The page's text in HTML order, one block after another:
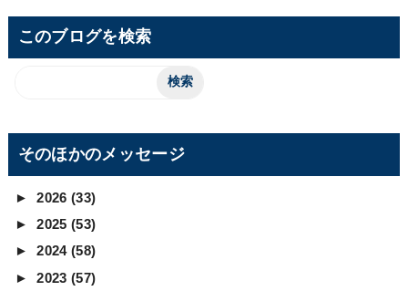
このブログを検索
そのほかのメッセージ
►2026(33)
►2025(53)
►2024(58)
►2023(57)